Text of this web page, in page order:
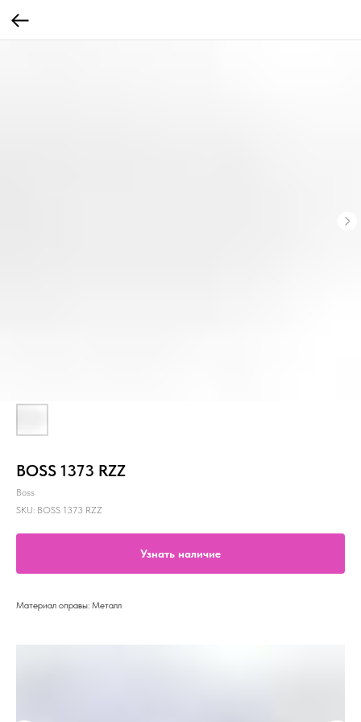
BOSS 1373 RZZ
Boss
SKU: BOSS 1373 RZZ
Узнать наличие
Материал оправы: Металл